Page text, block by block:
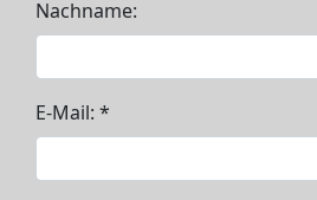
Nachname:
E-Mail: *